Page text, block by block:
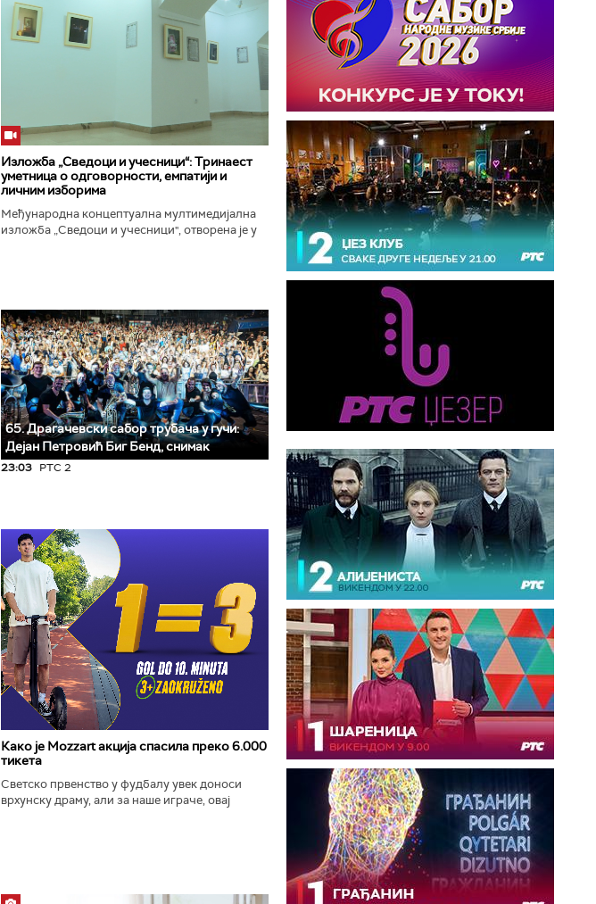
Изложба „Сведоци и учесници“: Тринаест
уметница о одговорности, емпатији и
личним изборима
Међународна концептуална мултимедијална
изложба „Сведоци и учесници", отворена је у
65. Драгачевски сабор трубача у гучи:
Дејан Петровић Биг Бeнд, снимак
23:03 РТС 2
Како је Mozzart акција спасила преко 6.000
тикета
Светско првенство у фудбалу увек доноси
врхунску драму, али за наше играче, овај